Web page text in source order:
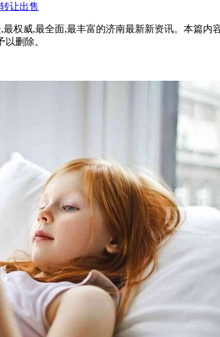
让出售
权威,最全面,最丰富的济南最新新资讯。本篇
删除。